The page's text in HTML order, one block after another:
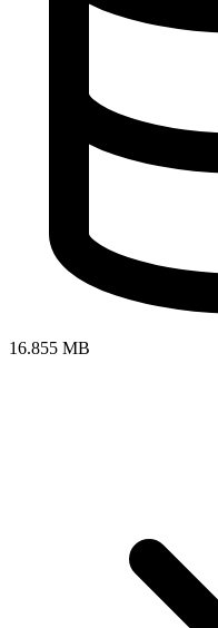
16.855 MB